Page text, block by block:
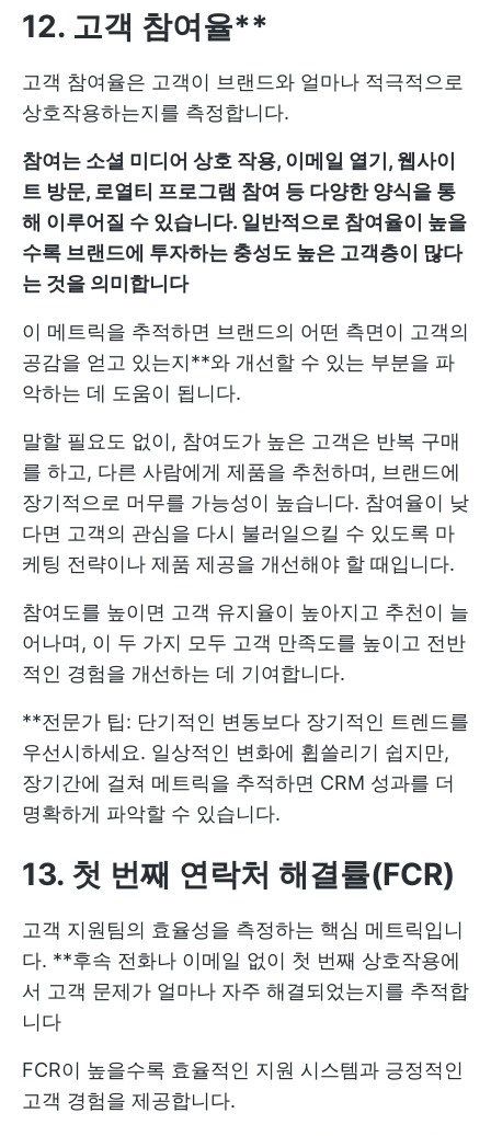
12. 고객 참여율**
고객 참여율은 고객이 브랜드와 얼마나 적극적으로
상호작용하는지를 측정합니다.
참여는 소셜 미디어 상호 작용, 이메일 열기, 웹사이
트 방문, 로열티 프로그램 참여 등 다양한 양식을 통
해 이루어질 수 있습니다. 일반적으로 참여율이 높을
수록 브랜드에 투자하는 충성도 높은 고객층이 많다
는 것을 의미합니다
이 메트릭을 추적하면 브랜드의 어떤 측면이 고객의
공감을 얻고 있는지**와 개선할 수 있는 부분을 파
악하는 데 도움이 됩니다.
말할 필요도 없이, 참여도가 높은 고객은 반복 구매
를 하고, 다른 사람에게 제품을 추천하며, 브랜드에
장기적으로 머무를 가능성이 높습니다. 참여율이 낮
다면 고객의 관심을 다시 불러일으킬 수 있도록 마
케팅 전략이나 제품 제공을 개선해야 할 때입니다.
참여도를 높이면 고객 유지율이 높아지고 추천이 늘
어나며, 이 두 가지 모두 고객 만족도를 높이고 전반
적인 경험을 개선하는 데 기여합니다.
**전문가 팁: 단기적인 변동보다 장기적인 트렌드를
우선시하세요. 일상적인 변화에 휩쓸리기 쉽지만,
장기간에 걸쳐 메트릭을 추적하면 CRM 성과를 더
명확하게 파악할 수 있습니다.
13. 첫 번째 연락처 해결률(FCR)
고객 지원팀의 효율성을 측정하는 핵심 메트릭입니
다. **후속 전화나 이메일 없이 첫 번째 상호작용에
서 고객 문제가 얼마나 자주 해결되었는지를 추적합
니다
FCR이 높을수록 효율적인 지원 시스템과 긍정적인
고객 경험을 제공합니다.